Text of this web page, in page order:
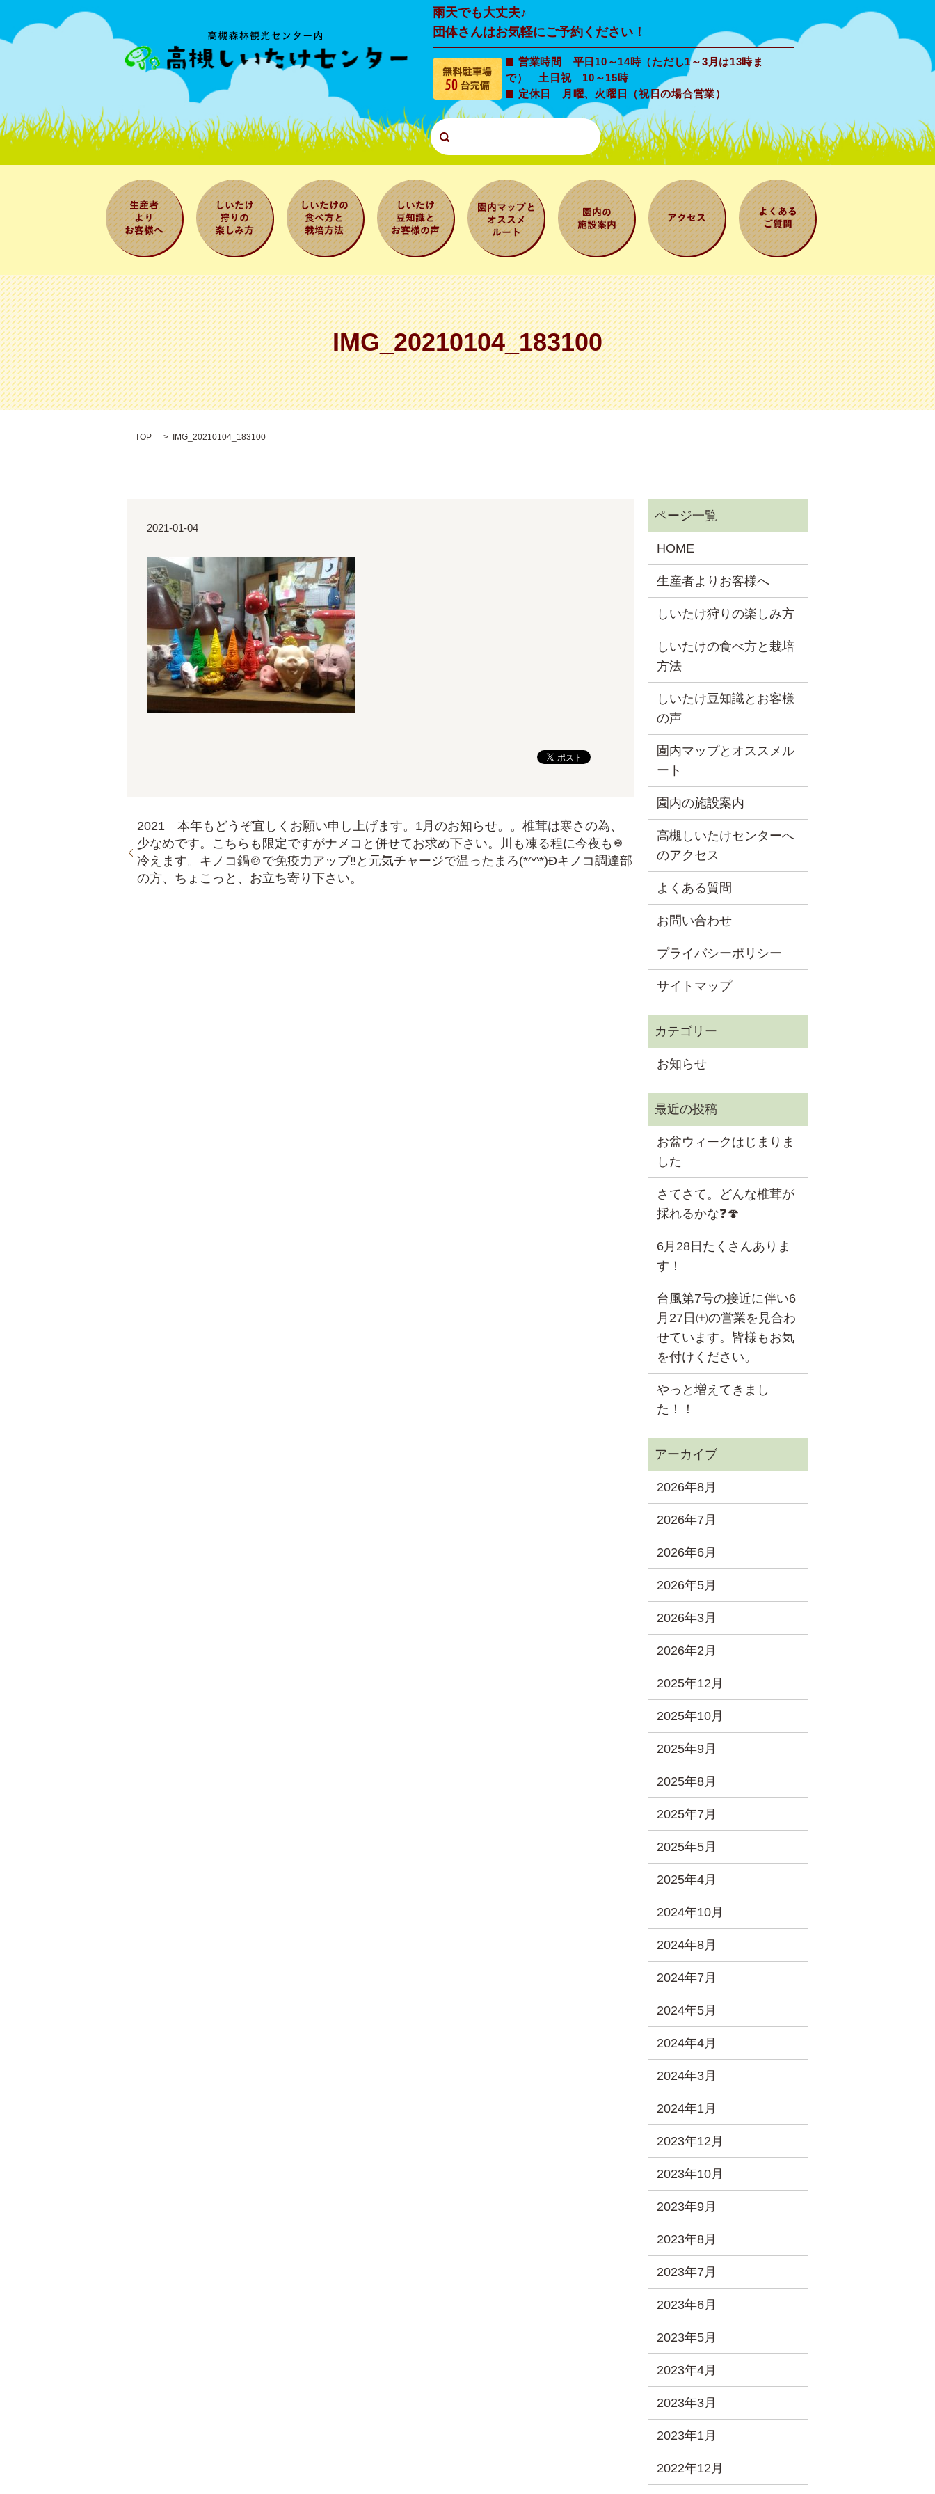
雨天でも大丈夫♪
団体さんはお気軽にご予約ください！
営業時間 平日10～14時（ただし1～3月は13時ま
で） 土日祝 10～15時
定休日 月曜、火曜日（祝日の場合営業）
客様へ
の楽しみ方
べ方と栽培方
法
識とお客様の
声
オススメルー
ト
内
IMG_20210104_183100
TOP IMG_20210104_183100
2021-01-04
2021 本年もどうぞ宜しくお願い申し上げます。1月のお知らせ。。椎茸は寒さの為、
少なめです。こちらも限定ですがナメコと併せてお求め下さい。川も凍る程に今夜も❄
冷えます。キノコ鍋🍲で免疫力アップ‼と元気チャージで温ったまろ(*^^*)Ðキノコ調達部
の方、ちょこっと、お立ち寄り下さい。
HOME
生産者よりお客様へ
しいたけ狩りの楽しみ方
しいたけの食べ方と栽培
方法
しいたけ豆知識とお客様
の声
園内マップとオススメル
ート
園内の施設案内
高槻しいたけセンターへ
のアクセス
よくある質問
お問い合わせ
プライバシーポリシー
サイトマップ
お知らせ
お盆ウィークはじまりま
した
さてさて。どんな椎茸が
採れるかな❓🍄
6月28日たくさんありま
す！
台風第7号の接近に伴い6
月27日㈯の営業を見合わ
せています。皆様もお気
を付けください。
やっと増えてきまし
た！！
2026年8月
2026年7月
2026年6月
2026年5月
2026年3月
2026年2月
2025年12月
2025年10月
2025年9月
2025年8月
2025年7月
2025年5月
2025年4月
2024年10月
2024年8月
2024年7月
2024年5月
2024年4月
2024年3月
2024年1月
2023年12月
2023年10月
2023年9月
2023年8月
2023年7月
2023年6月
2023年5月
2023年4月
2023年3月
2023年1月
2022年12月